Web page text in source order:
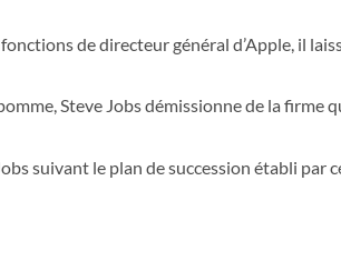
de directeur général d’Apple, il
Steve Jobs démissionne de la firme
suivant le plan de succession établi par